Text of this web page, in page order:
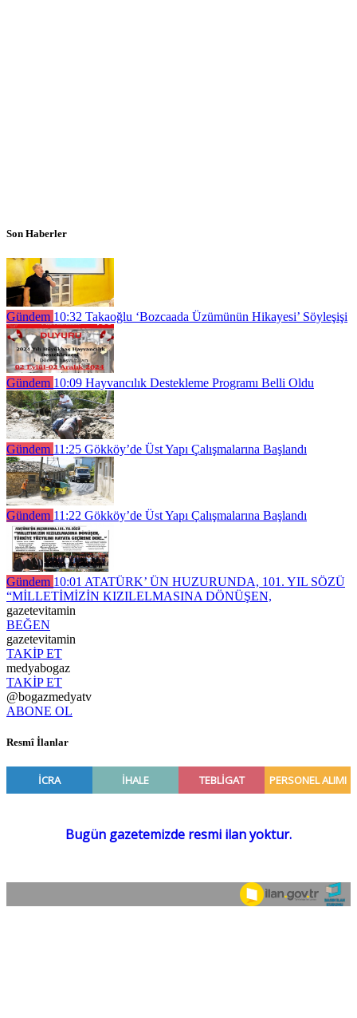
Son Haberler
Gündem 10:32 Takaoğlu ‘Bozcaada Üzümünün Hikayesi’ Söyleşişi
Gündem 10:09 Hayvancılık Destekleme Programı Belli Oldu
Gündem 11:25 Gökköy’de Üst Yapı Çalışmalarına Başlandı
Gündem 11:22 Gökköy’de Üst Yapı Çalışmalarına Başlandı
Gündem 10:01 ATATÜRK’ ÜN HUZURUNDA, 101. YIL SÖZÜ
“MİLLETİMİZİN KIZILELMASINA DÖNÜŞEN,
gazetevitamin
BEĞEN
gazetevitamin
TAKİP ET
medyabogaz
TAKİP ET
@bogazmedyatv
ABONE OL
Resmî İlanlar